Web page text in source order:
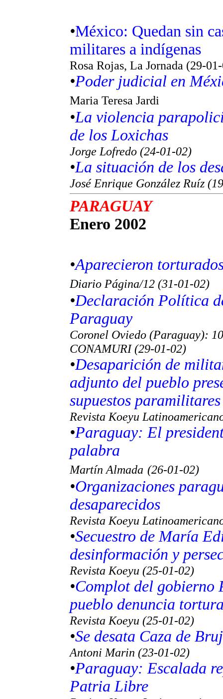
•México: Quedan sin
militares a indígenas
Rosa Rojas, La Jornada (29-
•Poder judicial en
Maria Teresa Jardi
•La violencia
de los Loxichas
Jorge Lofredo (24-01-02)
•La situación de los
José Enrique González Ruíz
PARAGUAY
Enero 2002
•Aparecieron
Diario Página/12 (31-01-02)
•Declaración Política
Paraguay
Coronel Oviedo (Paraguay):
CONAMURI (29-01-02)
•Desaparición de
adjunto del pueblo
supuestos paramilitares
Revista Koeyu
•Paraguay: El
palabra
Martín Almada (26-01-02)
•Organizaciones
desaparecidos
Revista Koeyu
•Secuestro de María
desinformación y
Revista Koeyu (25-01-02)
•Complot del gobierno
pueblo denuncia
Revista Koeyu (25-01-02)
•Se desata Caza de
Antoni Marin (23-01-02)
•Paraguay: Escalada
Patria Libre